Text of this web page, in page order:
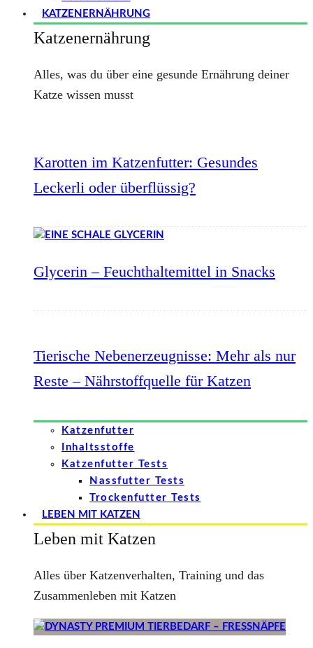
KATZENERNÄHRUNG
Katzenernährung
Alles, was du über eine gesunde Ernährung deiner
Katze wissen musst
Karotten im Katzenfutter: Gesundes
Leckerli oder überflüssig?
Glycerin – Feuchthaltemittel in Snacks
Tierische Nebenerzeugnisse: Mehr als nur
Reste – Nährstoffquelle für Katzen
Katzenfutter
Inhaltsstoffe
Katzenfutter Tests
Nassfutter Tests
Trockenfutter Tests
LEBEN MIT KATZEN
Leben mit Katzen
Alles über Katzenverhalten, Training und das
Zusammenleben mit Katzen